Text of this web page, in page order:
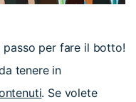
per fare il botto!
tenere in
. Se volete